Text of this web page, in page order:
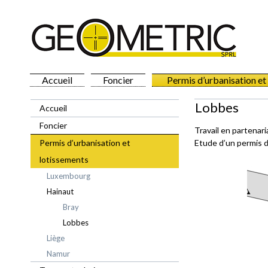
Accueil Foncier Permis d’urbanisation
Accueil
Foncier
Permis d’urbanisation et
lotissements
Luxembourg
Hainaut
Bray
Lobbes
Liège
Namur
Lobbes
Travail en
Etude d’un permis